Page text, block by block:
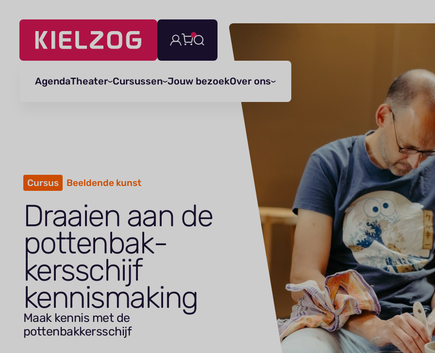
Navigatie
AgendaTheater Cursussen Jouw bezoekOver ons
Cursus Beeldende kunst
Draaien aan de
pot­ten­bak­
kers­schijf
kennismaking
Maak kennis met de
pottenbakkersschijf